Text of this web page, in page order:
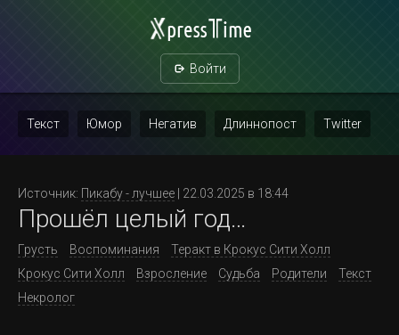
Войти
Текст Юмор Негатив Длиннопост Twitter
Повтор
Источник: Пикабу - лучшее | 22.03.2025 в 18:44
Прошёл целый год…
Грусть Воспоминания
Теракт в Крокус Сити Холл
Крокус Сити Холл
Взросление Судьба Родители
Текст
Некролог